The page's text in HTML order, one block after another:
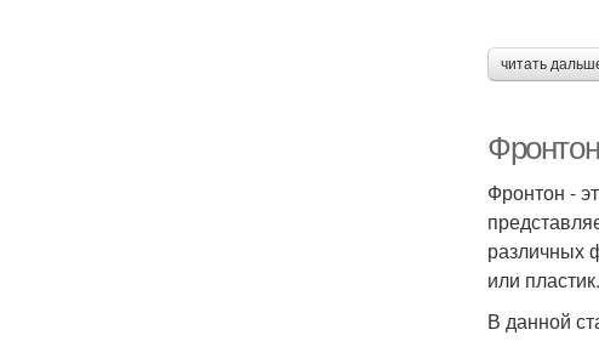
читать
Фронтон -
различных
или пластик.
В данной